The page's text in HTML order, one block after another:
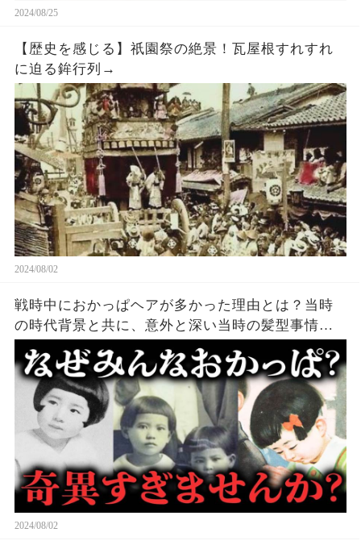
2024/08/25
【歴史を感じる】祇園祭の絶景！瓦屋根すれすれ
に迫る鉾行列→
2024/08/02
戦時中におかっぱヘアが多かった理由とは？当時
の時代背景と共に、意外と深い当時の髪型事情を
解説！
2024/08/02